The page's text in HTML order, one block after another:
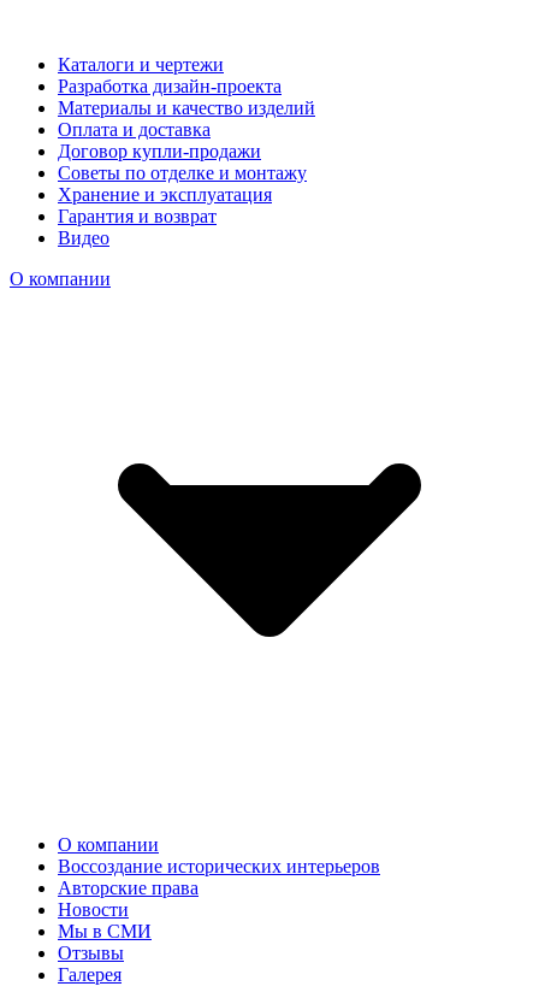
Каталоги и чертежи
Разработка дизайн-проекта
Материалы и качество изделий
Оплата и доставка
Договор купли-продажи
Советы по отделке и монтажу
Хранение и эксплуатация
Гарантия и возврат
Видео
О компании
О компании
Воссоздание исторических интерьеров
Авторские права
Новости
Мы в СМИ
Отзывы
Галерея